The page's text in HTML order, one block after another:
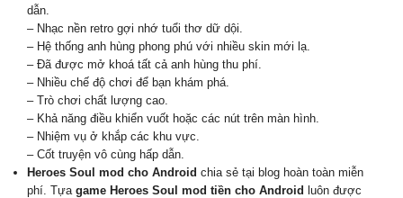
dẫn.
– Nhạc nền retro gợi nhớ tuổi thơ dữ dội.
– Hệ thống anh hùng phong phú với nhiều skin mới lạ.
– Đã được mở khoá tất cả anh hùng thu phí.
– Nhiều chế độ chơi để bạn khám phá.
– Trò chơi chất lượng cao.
– Khả năng điều khiển vuốt hoặc các nút trên màn hình.
– Nhiệm vụ ở khắp các khu vực.
– Cốt truyện vô cùng hấp dẫn.
Heroes Soul mod cho Android chia sẻ tại blog hoàn toàn miễn
phí. Tựa game Heroes Soul mod tiền cho Android luôn được